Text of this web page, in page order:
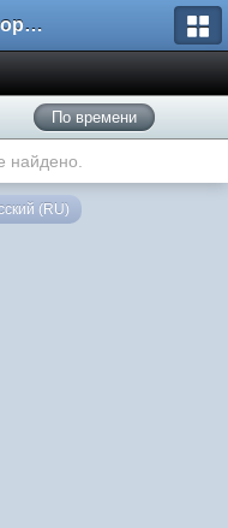
ARMA3.RU Форум
По времени
найдено.
(RU)